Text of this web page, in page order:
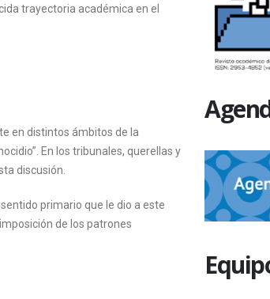
trayectoria académica en el
en distintos ámbitos de la
En los tribunales, querellas y
discusión.
primario que le dio a este
de los patrones